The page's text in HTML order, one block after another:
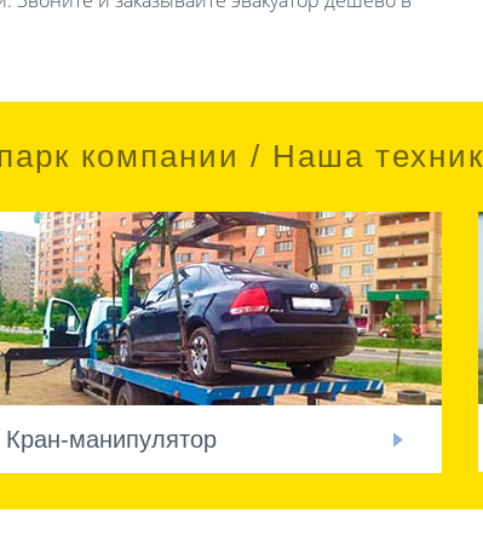
компании / Наша
Кран-манипулятор